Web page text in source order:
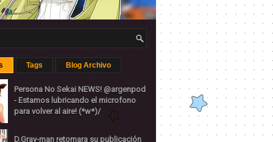
Tags Blog Archivo
Persona No Sekai NEWS! @argenpod
- Estamos lubricando el microfono
para volver al aire! (*w*)/
D.Gray-man retomara su publicación